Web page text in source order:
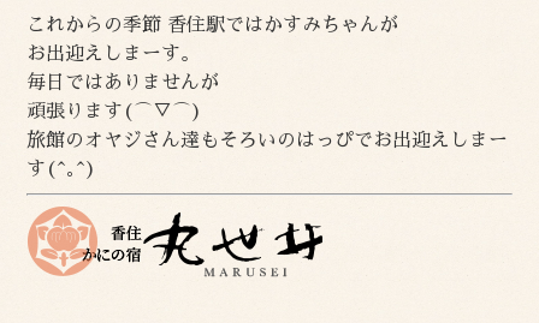
これからの季節 香住駅ではかすみちゃんが
お出迎えしまーす。
毎日ではありませんが
頑張ります(⌒▽⌒)
旅館のオヤジさん達もそろいのはっぴでお出迎えしまー
す(^｡^)